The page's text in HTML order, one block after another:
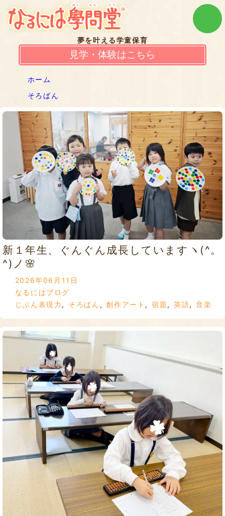
夢を叶える学童保育
見学・体験はこちら
ホーム
そろばん
新１年生、ぐんぐん成長していますヽ(^。
^)ノ🌸
2026年06月11日
なるにはブログ
じぶん表現力 , そろばん ,創作アート ,宿題,英語,音楽